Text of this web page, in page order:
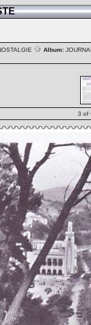
Album:
3 of